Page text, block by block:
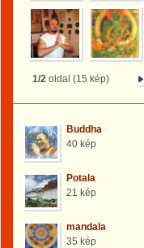
1/2oldal (15 kép)
Buddha
40 kép
Potala
21 kép
mandala
35 kép